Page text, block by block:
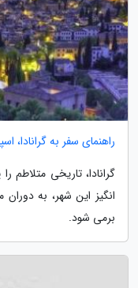
راهنمای سفر به گرانادا،
گرانادا، تاریخی
انگیز این شهر، به
برمی شود.